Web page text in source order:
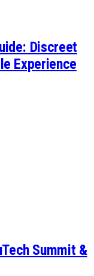
Discreet
Experience
Summit &